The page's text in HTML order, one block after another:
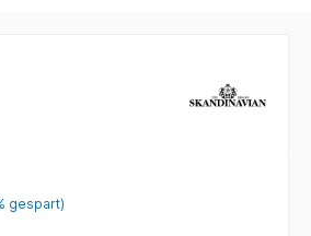
gespart)